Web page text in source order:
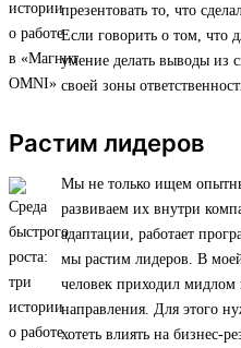
презентовать то, что
Если говорить о том, что
умение делать выводы из
своей зоны
Растим лидеров
Мы не только ищем
развиваем их внутри
адаптации, работает
мы растим лидеров. В
человек приходил мидлом
направления. Для этого
хотеть влиять на бизнес-